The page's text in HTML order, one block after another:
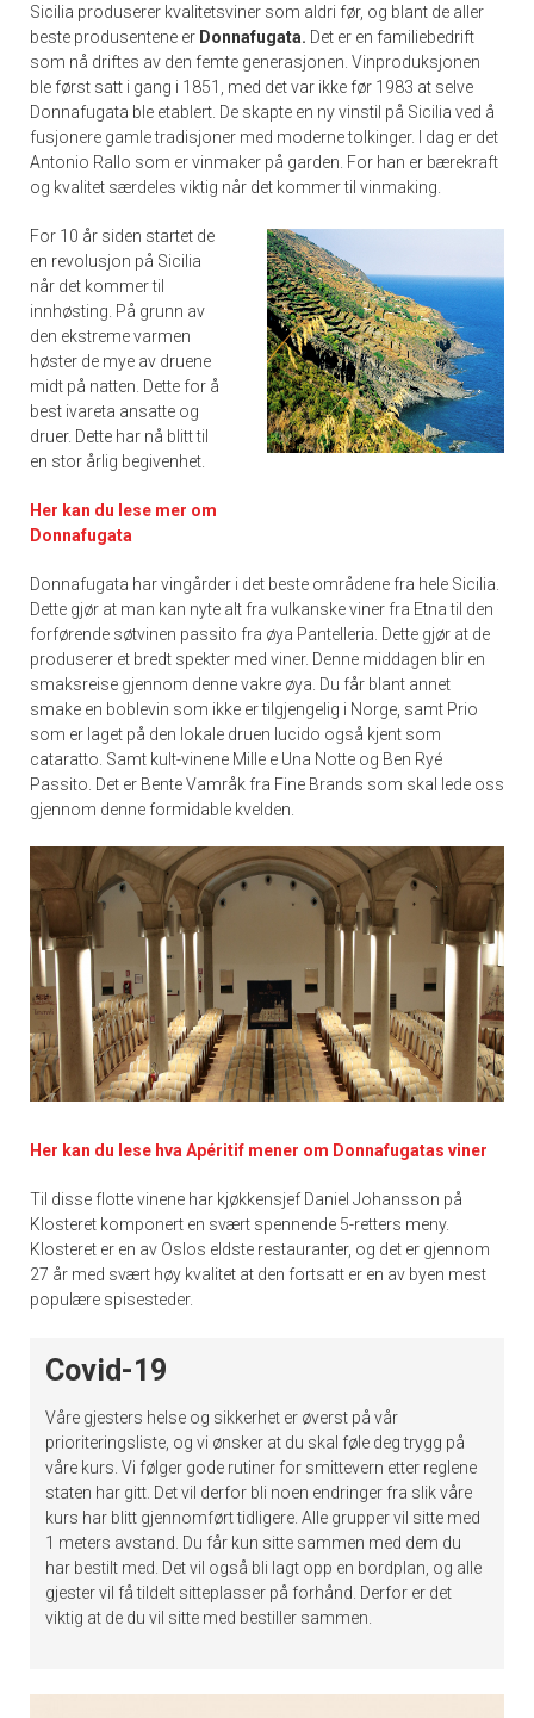
Sicilia produserer kvalitetsviner som aldri før, og blant de aller
beste produsentene er Donnafugata. Det er en familiebedrift
som nå driftes av den femte generasjonen. Vinproduksjonen
ble først satt i gang i 1851, med det var ikke før 1983 at selve
Donnafugata ble etablert. De skapte en ny vinstil på Sicilia ved å
fusjonere gamle tradisjoner med moderne tolkinger. I dag er det
Antonio Rallo som er vinmaker på garden. For han er bærekraft
og kvalitet særdeles viktig når det kommer til vinmaking.
For 10 år siden startet de
en revolusjon på Sicilia
når det kommer til
innhøsting. På grunn av
den ekstreme varmen
høster de mye av druene
midt på natten. Dette for å
best ivareta ansatte og
druer. Dette har nå blitt til
en stor årlig begivenhet.
Her kan du lese mer om
Donnafugata
Donnafugata har vingårder i det beste områdene fra hele Sicilia.
Dette gjør at man kan nyte alt fra vulkanske viner fra Etna til den
forførende søtvinen passito fra øya Pantelleria. Dette gjør at de
produserer et bredt spekter med viner. Denne middagen blir en
smaksreise gjennom denne vakre øya. Du får blant annet
smake en boblevin som ikke er tilgjengelig i Norge, samt Prio
som er laget på den lokale druen lucido også kjent som
cataratto. Samt kult-vinene Mille e Una Notte og Ben Ryé
Passito. Det er Bente Vamråk fra Fine Brands som skal lede oss
gjennom denne formidable kvelden.
Her kan du lese hva Apéritif mener om Donnafugatas viner
Til disse flotte vinene har kjøkkensjef Daniel Johansson på
Klosteret komponert en svært spennende 5-retters meny.
Klosteret er en av Oslos eldste restauranter, og det er gjennom
27 år med svært høy kvalitet at den fortsatt er en av byen mest
populære spisesteder.
Covid-19
Våre gjesters helse og sikkerhet er øverst på vår
prioriteringsliste, og vi ønsker at du skal føle deg trygg på
våre kurs. Vi følger gode rutiner for smittevern etter reglene
staten har gitt. Det vil derfor bli noen endringer fra slik våre
kurs har blitt gjennomført tidligere. Alle grupper vil sitte med
1 meters avstand. Du får kun sitte sammen med dem du
har bestilt med. Det vil også bli lagt opp en bordplan, og alle
gjester vil få tildelt sitteplasser på forhånd. Derfor er det
viktig at de du vil sitte med bestiller sammen.